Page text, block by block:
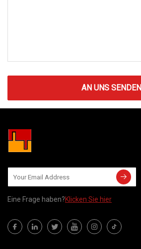
AN UNS SENDEN
Eine Frage haben?Klicken Sie hier